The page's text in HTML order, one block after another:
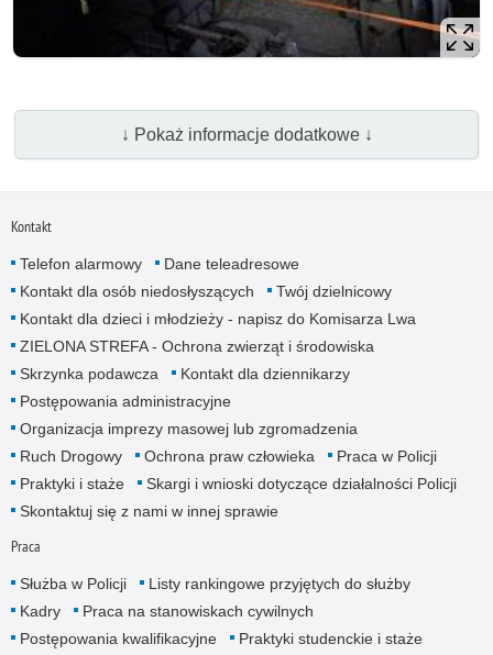
↓ Pokaż informacje dodatkowe ↓
Kontakt
Telefon alarmowy
Dane teleadresowe
Kontakt dla osób niedosłyszących
Twój dzielnicowy
Kontakt dla dzieci i młodzieży - napisz do Komisarza Lwa
ZIELONA STREFA - Ochrona zwierząt i środowiska
Skrzynka podawcza
Kontakt dla dziennikarzy
Postępowania administracyjne
Organizacja imprezy masowej lub zgromadzenia
Ruch Drogowy
Ochrona praw człowieka
Praca w Policji
Praktyki i staże
Skargi i wnioski dotyczące działalności Policji
Skontaktuj się z nami w innej sprawie
Praca
Służba w Policji
Listy rankingowe przyjętych do służby
Kadry
Praca na stanowiskach cywilnych
Postępowania kwalifikacyjne
Praktyki studenckie i staże